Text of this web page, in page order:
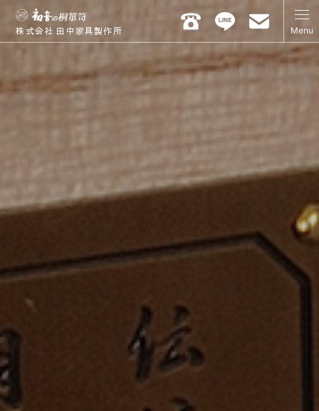
株式会社 田中家具製作所 Menu